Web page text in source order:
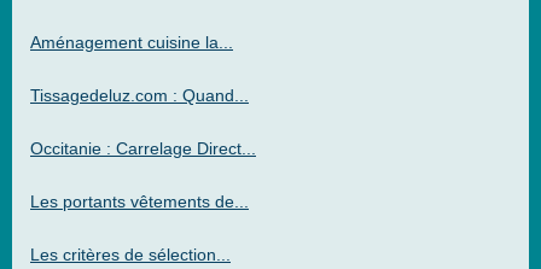
Aménagement cuisine la...
Tissagedeluz.com : Quand...
Occitanie : Carrelage Direct...
Les portants vêtements de...
Les critères de sélection...